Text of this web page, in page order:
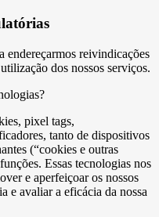
endereçarmos reivindicações
dos nossos serviços.
pixel tags,
tanto de dispositivos
(“cookies e outras
Essas tecnologias nos
e aperfeiçoar os nossos
e avaliar a eficácia da nossa